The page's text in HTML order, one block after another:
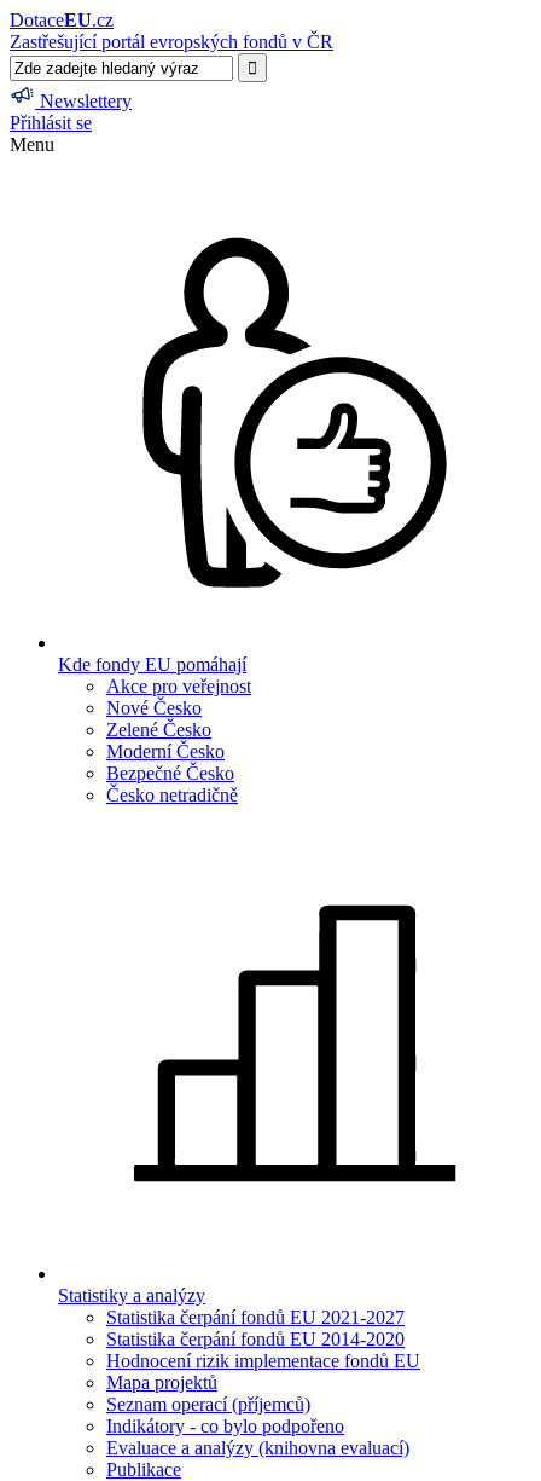
DotaceEU.cz
Zastřešující portál evropských fondů v ČR
Newslettery
Přihlásit se
Menu
Kde fondy EU pomáhají
Akce pro veřejnost
Nové Česko
Zelené Česko
Moderní Česko
Bezpečné Česko
Česko netradičně
Statistiky a analýzy
Statistika čerpání fondů EU 2021-2027
Statistika čerpání fondů EU 2014-2020
Hodnocení rizik implementace fondů EU
Mapa projektů
Seznam operací (příjemců)
Indikátory - co bylo podpořeno
Evaluace a analýzy (knihovna evaluací)
Publikace